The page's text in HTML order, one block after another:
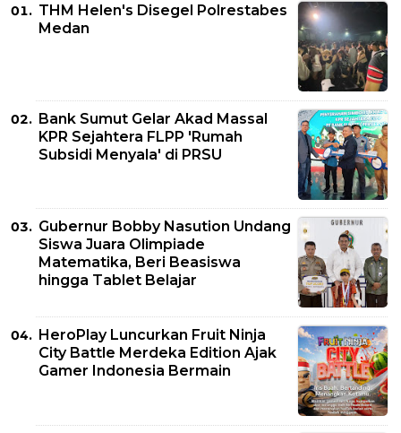
THM Helen's Disegel Polrestabes
Medan
Bank Sumut Gelar Akad Massal
KPR Sejahtera FLPP 'Rumah
Subsidi Menyala' di PRSU
Gubernur Bobby Nasution Undang
Siswa Juara Olimpiade
Matematika, Beri Beasiswa
hingga Tablet Belajar
HeroPlay Luncurkan Fruit Ninja
City Battle Merdeka Edition Ajak
Gamer Indonesia Bermain